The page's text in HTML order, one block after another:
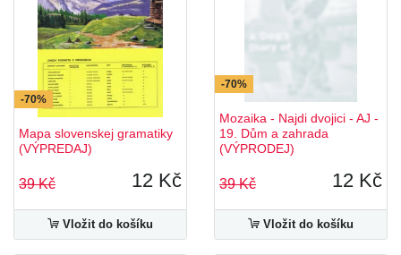
-70%
Mapa slovenskej gramatiky
(VÝPREDAJ)
39 Kč 12 Kč
Vložit do košíku
-70%
Mozaika - Najdi dvojici - AJ -
19. Dům a zahrada
(VÝPRODEJ)
39 Kč 12 Kč
Vložit do košíku